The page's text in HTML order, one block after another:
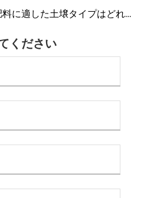
に適した土壌タイプはどれ
ください